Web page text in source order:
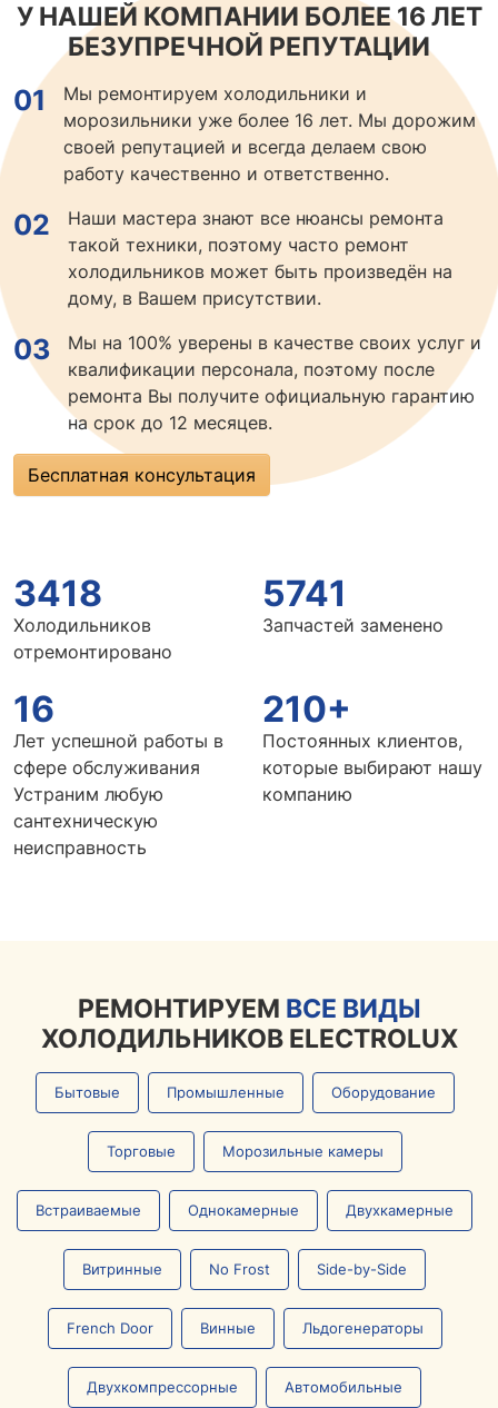
У НАШЕЙ КОМПАНИИ БОЛЕЕ 16 ЛЕТ
БЕЗУПРЕЧНОЙ РЕПУТАЦИИ
01
Мы ремонтируем холодильники и
морозильники уже более 16 лет. Мы дорожим
своей репутацией и всегда делаем свою
работу качественно и ответственно.
02
Наши мастера знают все нюансы ремонта
такой техники, поэтому часто ремонт
холодильников может быть произведён на
дому, в Вашем присутствии.
03
Мы на 100% уверены в качестве своих услуг и
квалификации персонала, поэтому после
ремонта Вы получите официальную гарантию
на срок до 12 месяцев.
Бесплатная консультация
3418
Холодильников
отремонтировано
5741
Запчастей заменено
16
Лет успешной работы в
сфере обслуживания
Устраним любую
сантехническую
неисправность
210+
Постоянных клиентов,
которые выбирают нашу
компанию
РЕМОНТИРУЕМ ВСЕ ВИДЫ
ХОЛОДИЛЬНИКОВ ELECTROLUX
Бытовые Промышленные Оборудование
Торговые Морозильные камеры
Встраиваемые Однокамерные Двухкамерные
Витринные No Frost Side-by-Side
French Door Винные Льдогенераторы
Двухкомпрессорные Автомобильные